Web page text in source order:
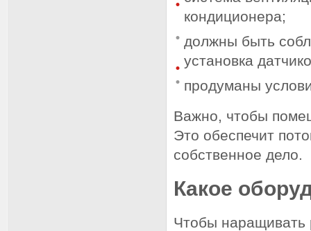
кондиционера;
должны быть
установка
продуманы
Важно, чтобы
Это обеспечит
собственное дело.
Какое
Чтобы наращивать